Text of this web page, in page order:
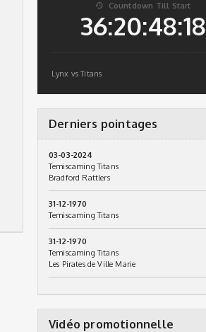
 Countdown Till Start
36:20:48:17
Lynx vs Titans
Derniers pointages
03-03-2024
Temiscaming Titans
Bradford Rattlers
31-12-1970
Temiscaming Titans
31-12-1970
Temiscaming Titans
Les Pirates de Ville Marie
Vidéo promotionnelle